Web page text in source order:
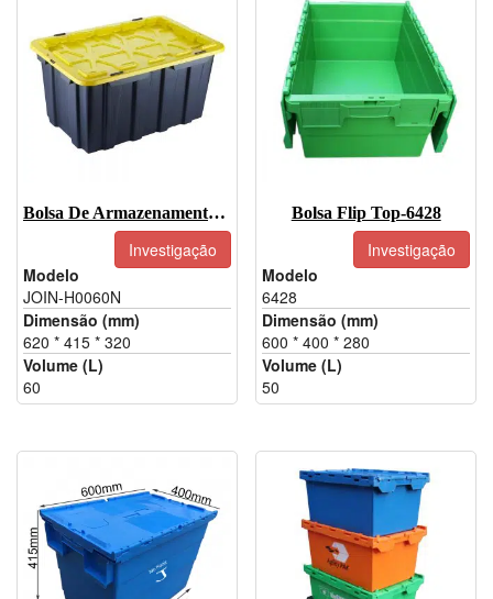
Bolsa De Armazenamento De Plástico Resistente Com Tampa 60L
Investigação
Modelo
JOIN-H0060N
Dimensão (mm)
620 * 415 * 320
Volume (L)
60
Bolsa Flip Top-6428
Investigação
Modelo
6428
Dimensão (mm)
600 * 400 * 280
Volume (L)
50